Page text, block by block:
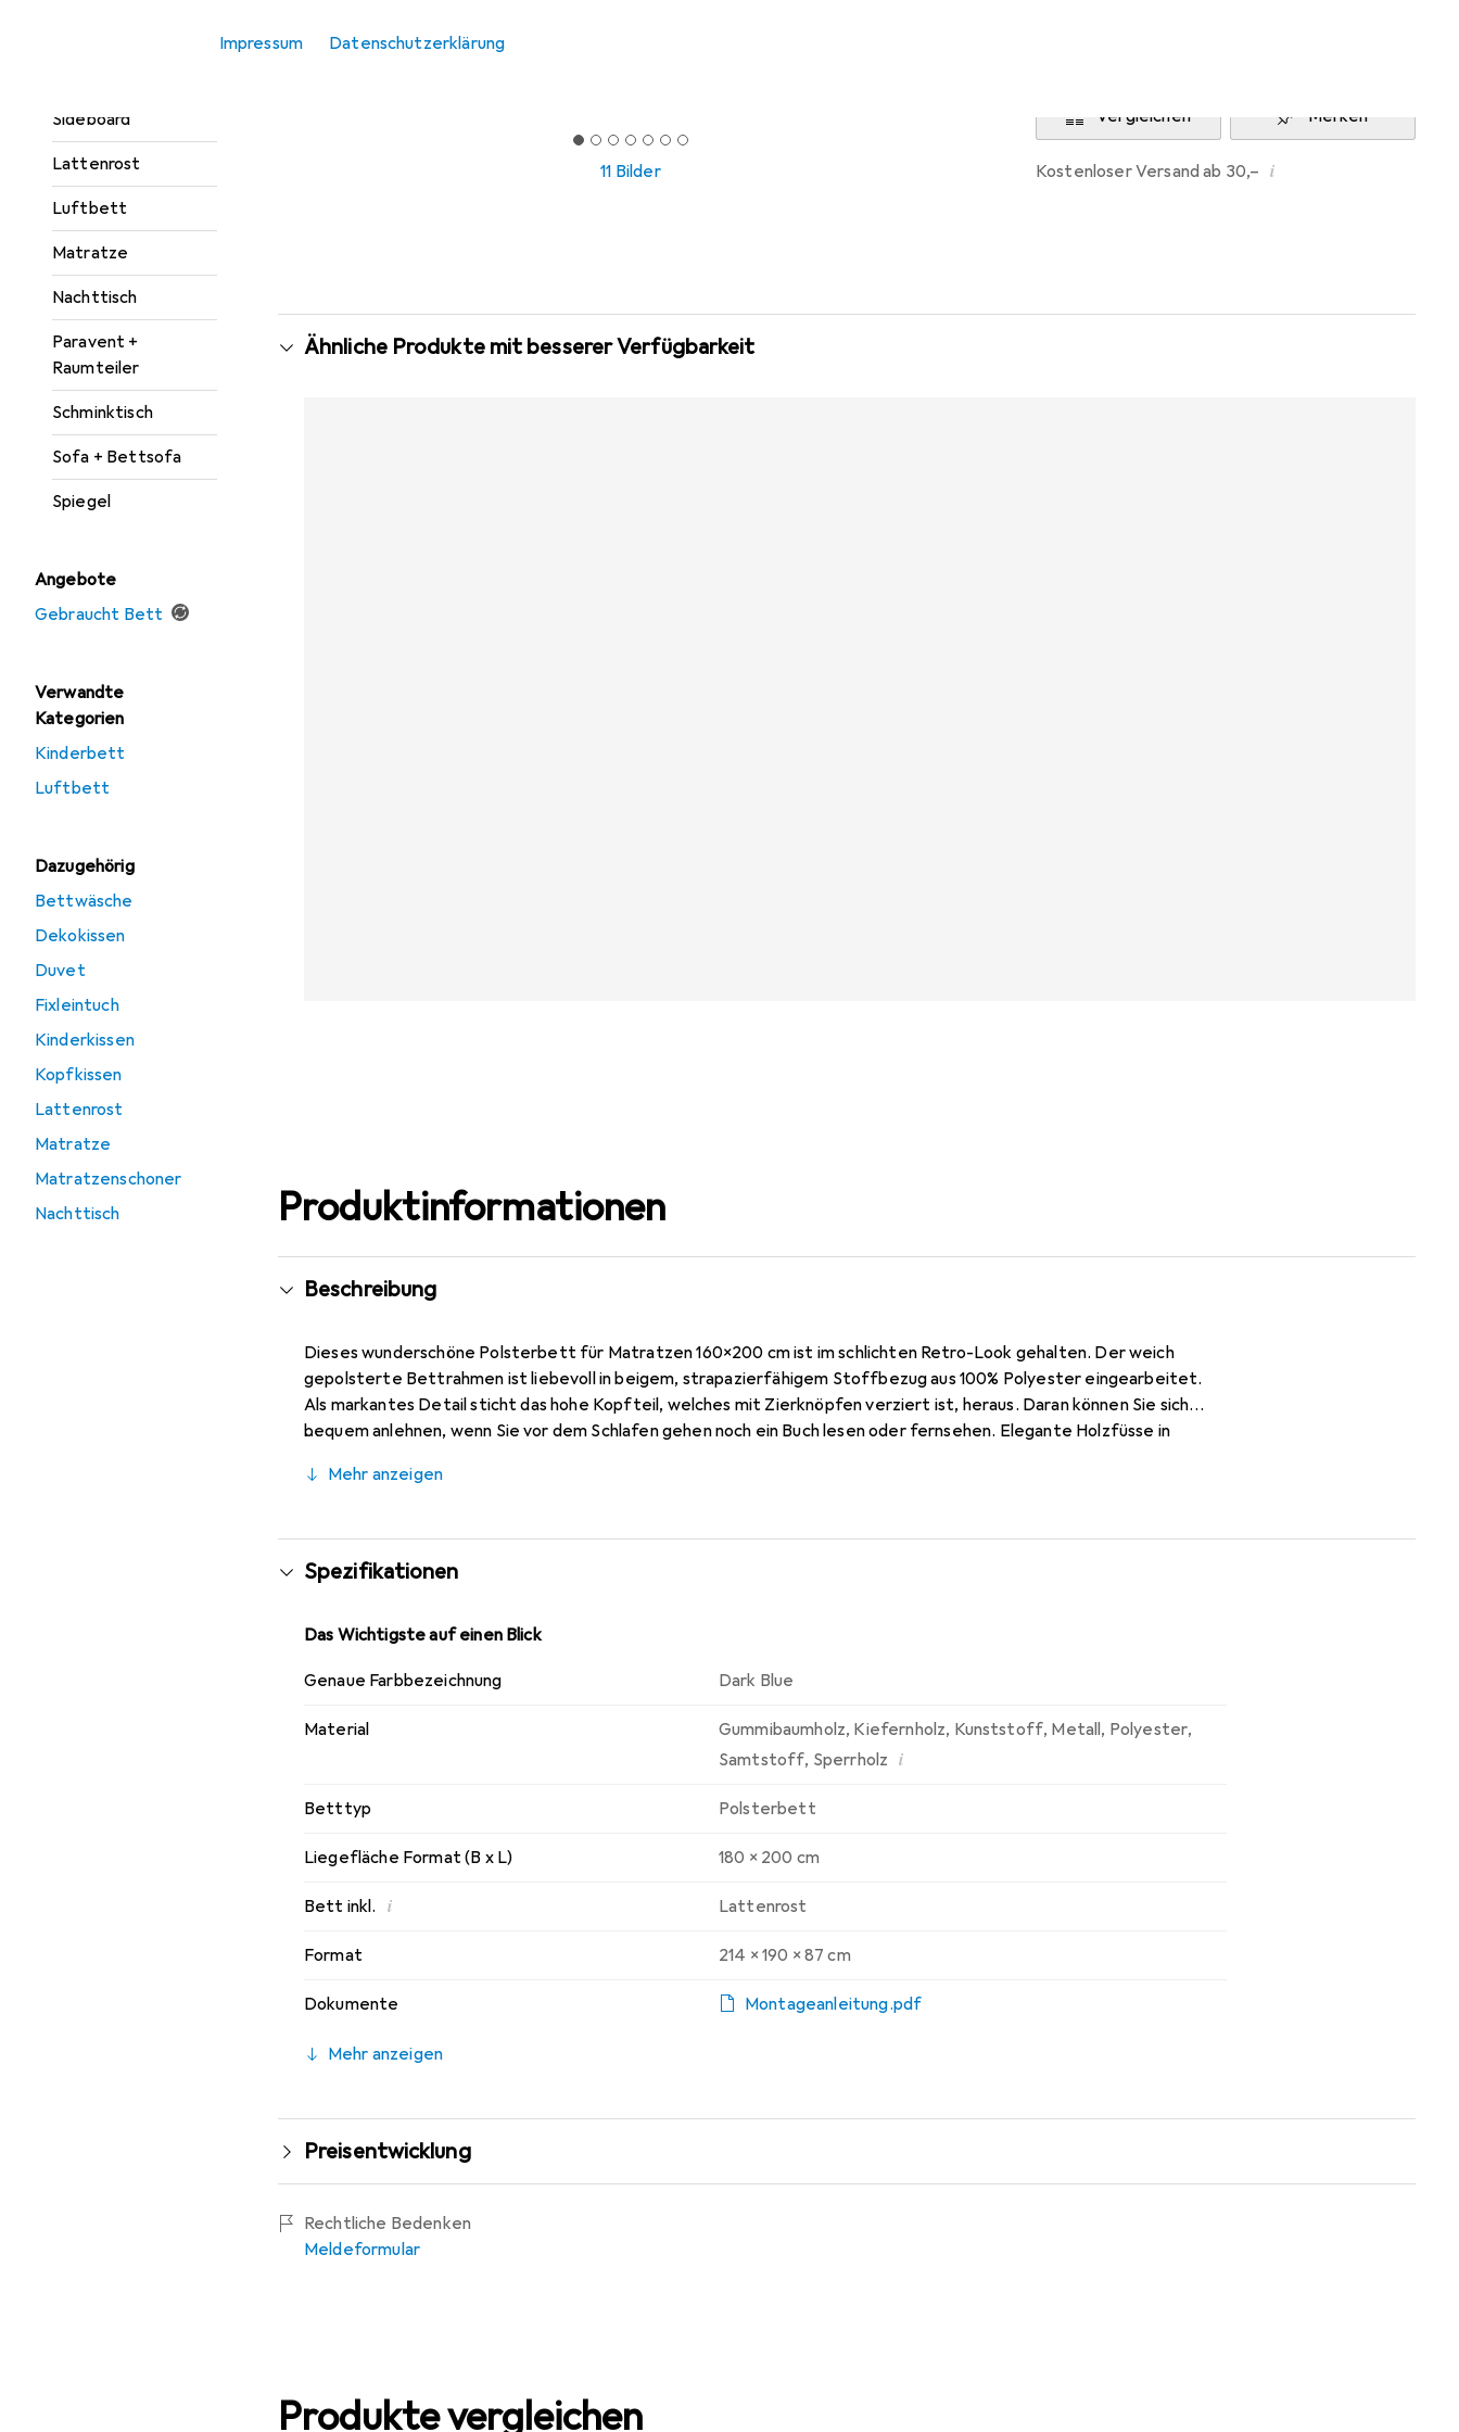
Impressum Datenschutzerklärung
Sideboard
Lattenrost
Luftbett
Matratze
Nachttisch
Paravent +
Raumteiler
Schminktisch
Sofa + Bettsofa
Spiegel
Angebote
Gebraucht Bett
Verwandte
Kategorien
Kinderbett
Luftbett
Dazugehörig
Bettwäsche
Dekokissen
Duvet
Fixleintuch
Kinderkissen
Kopfkissen
Lattenrost
Matratze
Matratzenschoner
Nachttisch
11 Bilder
Vergleichen Merken
Kostenloser Versand ab 30,– i
Ähnliche Produkte mit besserer Verfügbarkeit
Produktinformationen
Beschreibung
Dieses wunderschöne Polsterbett für Matratzen 160x200 cm ist im schlichten Retro-Look gehalten. Der weich
gepolsterte Bettrahmen ist liebevoll in beigem, strapazierfähigem Stoffbezug aus 100% Polyester eingearbeitet.
Als markantes Detail sticht das hohe Kopfteil, welches mit Zierknöpfen verziert ist, heraus. Daran können Sie sich
bequem anlehnen, wenn Sie vor dem Schlafen gehen noch ein Buch lesen oder fernsehen. Elegante Holzfüsse in
Retro-Look. Gestalten Sie nun Ihr Schlafzimmer um und integrieren Sie dieses schöne Polsterbett! Das Bett ist in
Mehr anzeigen
Spezifikationen
Das Wichtigste auf einen Blick
Genaue Farbbezeichnung Dark Blue
Material Gummibaumholz, Kiefernholz, Kunststoff, Metall, Polyester,
Samtstoff, Sperrholz i
Betttyp Polsterbett
Liegefläche Format (B x L) 180 x 200 cm
Bett inkl. i Lattenrost
Format 214 x 190 x 87 cm
Dokumente Montageanleitung.pdf
Mehr anzeigen
Preisentwicklung
Rechtliche Bedenken
Meldeformular
Produkte vergleichen